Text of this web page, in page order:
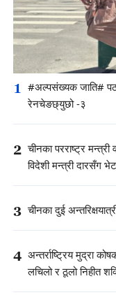
1 #अल्पसंख्यक जाति#
रेनचेङछ्युछो -३
2 चीनका परराष्ट्र मन्त्री
विदेशी मन्त्री दारसँग
3 चीनका दुई
4 अन्तर्राष्ट्रिय मुद्रा
लचिलो र ठूलो निहीत